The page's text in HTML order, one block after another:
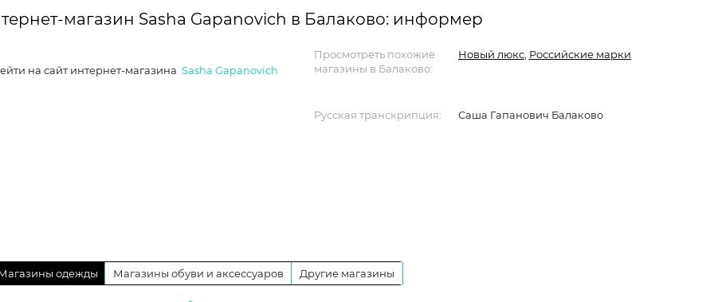
магазин Sasha Gapanovich в Балаково: информер
на сайт интернет-магазина Sasha Gapanovich
Просмотреть похожие
магазины в Балаково:
Новый люкс, Российские марки
Русская транскрипция: Саша Гапанович Балаково
одежды Магазины обуви и аксессуаров Другие магазины